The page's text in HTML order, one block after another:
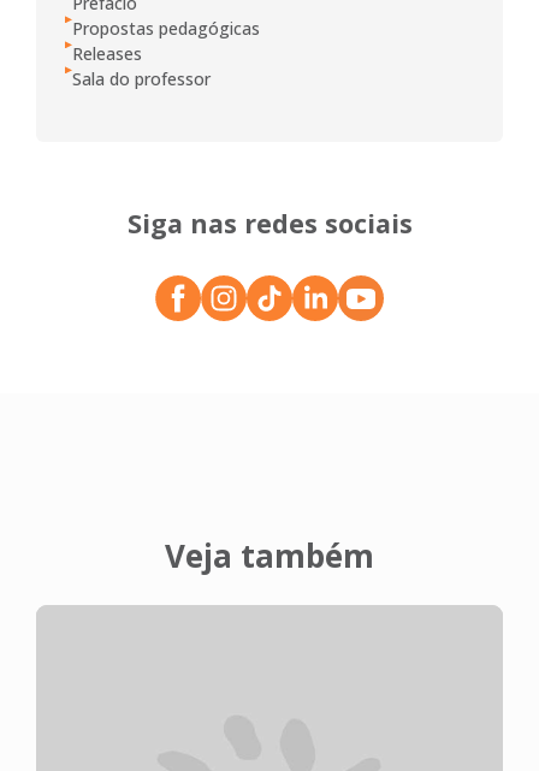
Propostas pedagógicas
Releases
Sala do professor
Siga nas redes sociais
Veja também